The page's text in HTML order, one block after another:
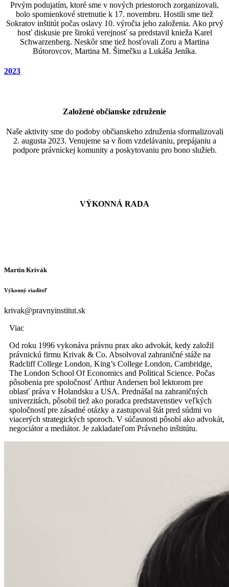
Prvým podujatím, ktoré sme v nových priestoroch zorganizovali,
bolo spomienkové stretnutie k 17. novembru. Hostili sme tiež
Sokratov inštitút počas oslavy 10. výročia jeho založenia. Ako prvý
hosť diskusie pre širokú verejnosť sa predstavil knieža Karel
Schwarzenberg. Neskôr sme tiež hosťovali Zoru a Martina
Bútorovcov, Martina M. Šimečku a Lukáša Jeníka.
2023
Založené občianske združenie
Naše aktivity sme do podoby občianskeho združenia sformalizovali
2. augusta 2023. Venujeme sa v ňom vzdelávaniu, prepájaniu a
podpore právnickej komunity a poskytovaniu pro bono služieb.
VÝKONNÁ RADA
Martin Krivák
Výkonný riaditeľ
krivak@pravnyinstitut.sk
Viac
Od roku 1996 vykonáva právnu prax ako advokát, kedy založil
právnickú firmu Krivak & Co. Absolvoval zahraničné stáže na
Radcliff College London, King’s College London, Cambridge,
The London School Of Economics and Political Science. Počas
pôsobenia pre spoločnosť Arthur Andersen bol lektorom pre
oblasť práva v Holandsku a USA. Prednášal na zahraničných
univerzitách, pôsobil tiež ako poradca predstavenstiev veľkých
spoločností pre zásadné otázky a zastupoval štát pred súdmi vo
viacerých strategických sporoch. V súčasnosti pôsobí ako advokát,
negociátor a mediátor. Je zakladateľom Právneho inštitútu.